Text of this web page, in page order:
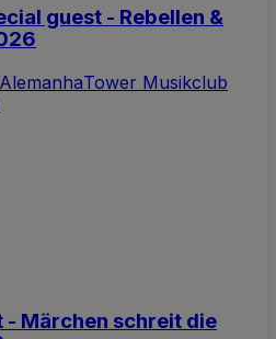
guest - Rebellen &
Tower Musikclub
Märchen schreit die